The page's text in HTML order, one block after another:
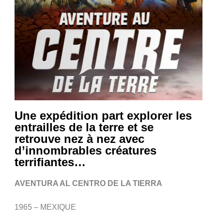
Une expédition part explorer les
entrailles de la terre et se
retrouve nez à nez avec
d’innombrables créatures
terrifiantes…
AVENTURA AL CENTRO DE LA TIERRA
1965 – MEXIQUE